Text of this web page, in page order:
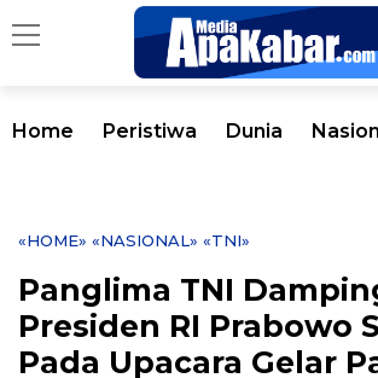
Home Peristiwa Dunia
«HOME» «NASIONAL» «TNI»
Panglima TNI
Presiden RI Prabowo
Pada Upacara Gelar